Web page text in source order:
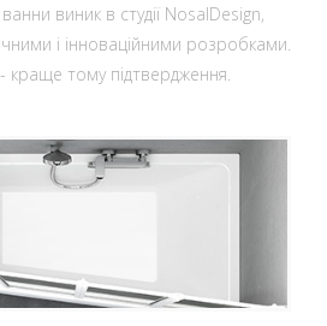
виник в студії NosalDesign,
і інноваційними розробками.
тому підтвердження.